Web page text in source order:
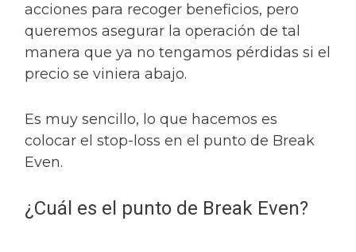
acciones para recoger beneficios, pero
queremos asegurar la operación de tal
manera que ya no tengamos pérdidas si el
precio se viniera abajo.
Es muy sencillo, lo que hacemos es
colocar el stop-loss en el punto de Break
Even.
¿Cuál es el punto de Break Even?